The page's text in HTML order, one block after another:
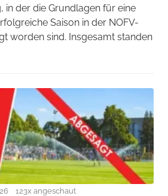
in der die Grundlagen für eine
Saison in der NOFV-
worden sind. Insgesamt standen
123x angeschaut